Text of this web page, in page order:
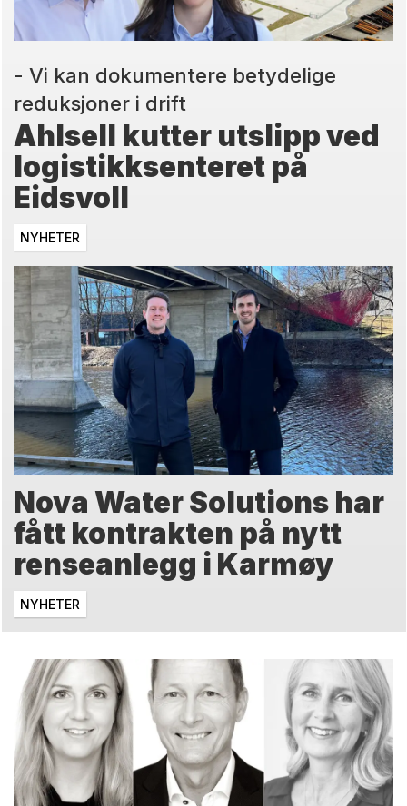
- Vi kan dokumentere betydelige
reduksjoner i drift
Ahlsell kutter utslipp ved
logistikksenteret på
Eidsvoll
NYHETER
Nova Water Solutions har
fått kontrakten på nytt
renseanlegg i Karmøy
NYHETER